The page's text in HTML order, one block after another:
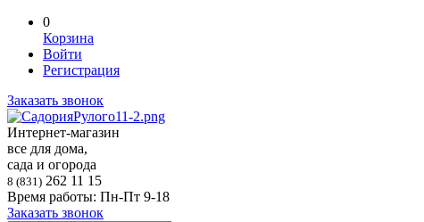
0
Корзина
Войти
Регистрация
Заказать звонок
Интернет-магазин
все для дома,
сада и огорода
8 (831) 262 11 15
Время работы: Пн-Пт 9-18
Заказать звонок